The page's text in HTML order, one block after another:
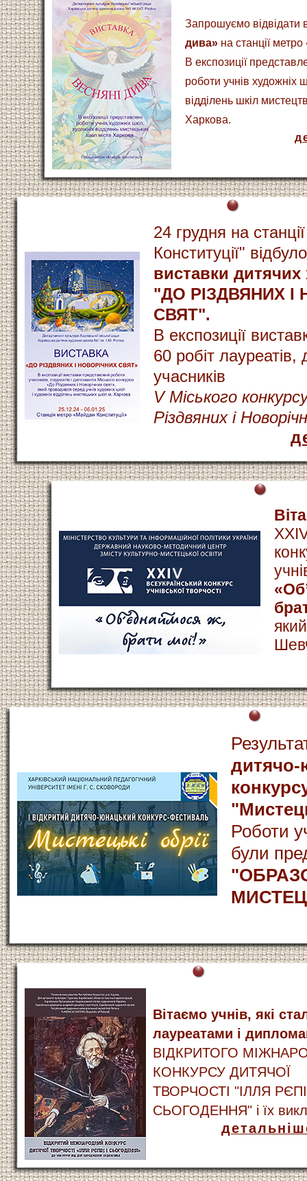
Запрошуємо відвідати
дива» на станції
В експозиції
роботи учнів художніх
відділень шкіл
Харкова.
24 грудня на
Конституції"
виставки дитячих
"ДО РІЗДВЯНИХ І
СВЯТ".
В експозиції
60 робіт лауреатів,
учасників
V Міського
Різдвяних і
дитячо-
Роботи
були
Вітаємо учнів, які
лауреатами і
ВІДКРИТОГО
КОНКУРСУ ДИТЯЧОЇ
ТВОРЧОСТІ "ІЛЛЯ
СЬОГОДЕННЯ" і їх